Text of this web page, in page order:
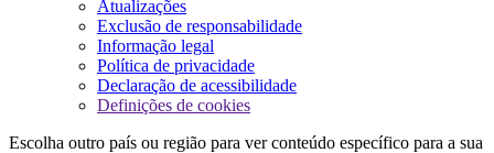
Atualizações
Exclusão de responsabilidade
Informação legal
Política de privacidade
Declaração de acessibilidade
Definições de cookies
Escolha outro país ou região para ver conteúdo específico para a sua